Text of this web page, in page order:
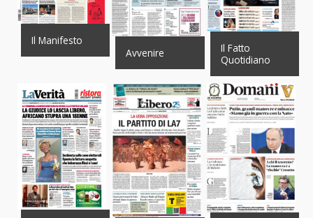
Il Manifesto
Avvenire
Il Fatto
Quotidiano